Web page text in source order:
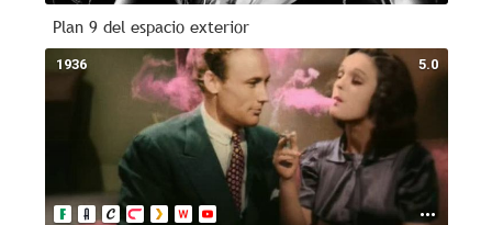
Plan 9 del espacio exterior
5.0
1936